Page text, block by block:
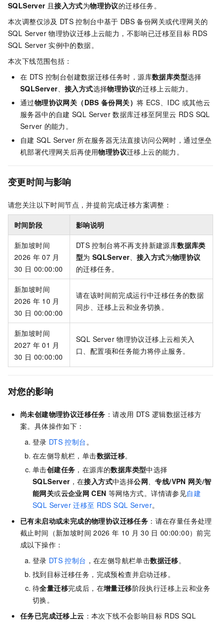
SQLServer 且接入方式为物理协议的迁移任务。
本次调整仅涉及 DTS 控制台中基于 DBS 备份网关或代理网关的
SQL Server 物理协议迁移上云能力，不影响已迁移至目标 RDS
SQL Server 实例中的数据。
本次下线范围包括：
在 DTS 控制台创建数据迁移任务时，源库数据库类型选择
SQLServer、接入方式选择物理协议的迁移上云能力。
通过物理协议网关（DBS 备份网关） 将 ECS、IDC 或其他云
服务器中的自建 SQL Server 数据库迁移至阿里云 RDS SQL
Server 的能力。
自建 SQL Server 所在服务器无法直接访问公网时，通过堡垒
机部署代理网关后再使用物理协议迁移上云的能力。
变更时间与影响
请您关注以下时间节点，并提前完成迁移方案调整：
时间阶段 影响说明
新加坡时间
2026 年 07 月
30 日 00:00:00
DTS 控制台将不再支持新建源库数据库类
型为 SQLServer、接入方式为物理协议
的迁移任务。
新加坡时间
2026 年 10 月
30 日 00:00:00
请在该时间前完成运行中迁移任务的数据
同步、迁移上云和业务切换。
新加坡时间
2027 年 01 月
30 日 00:00:00
SQL Server 物理协议迁移上云相关入
口、配置项和任务能力将停止服务。
对您的影响
尚未创建物理协议迁移任务 ：请改用 DTS 逻辑数据迁移方
案。具体操作如下：
登录 DTS 控制台。
在左侧导航栏，单击数据迁移。
单击创建任务 ，在源库的数据库类型中选择
SQLServer，在接入方式中选择公网、专线/VPN 网关/智
能网关或云企业网 CEN 等网络方式。详情请参见自建
SQL Server 迁移至 RDS SQL Server。
已有未启动或未完成的物理协议迁移任务 ：请在存量任务处理
截止时间（新加坡时间 2026 年 10 月 30 日 00:00:00）前完
成以下操作：
登录 DTS 控制台 ，在左侧导航栏单击数据迁移。
找到目标迁移任务，完成预检查并启动迁移。
待全量迁移完成后，在增量迁移阶段执行迁移上云和业务
切换。
任务已完成迁移上云 ：本次下线不会影响目标 RDS SQL